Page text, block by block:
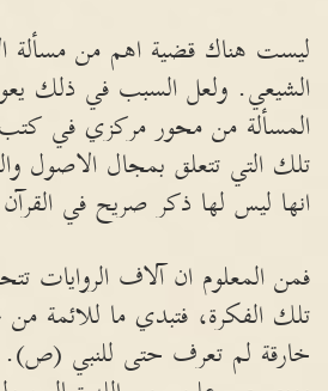
ليست هناك قضية اهم من مسألة
الشيعي. ولعل السبب في ذلك
المسألة من محور مركزي في
تلك التي تتعلق بمجال الاصول
انها ليس لها ذكر صريح في
فمن المعلوم ان آلاف
تلك الفكرة، فتبدي ما للائمة
خارقة لم تعرف حتى للنبي